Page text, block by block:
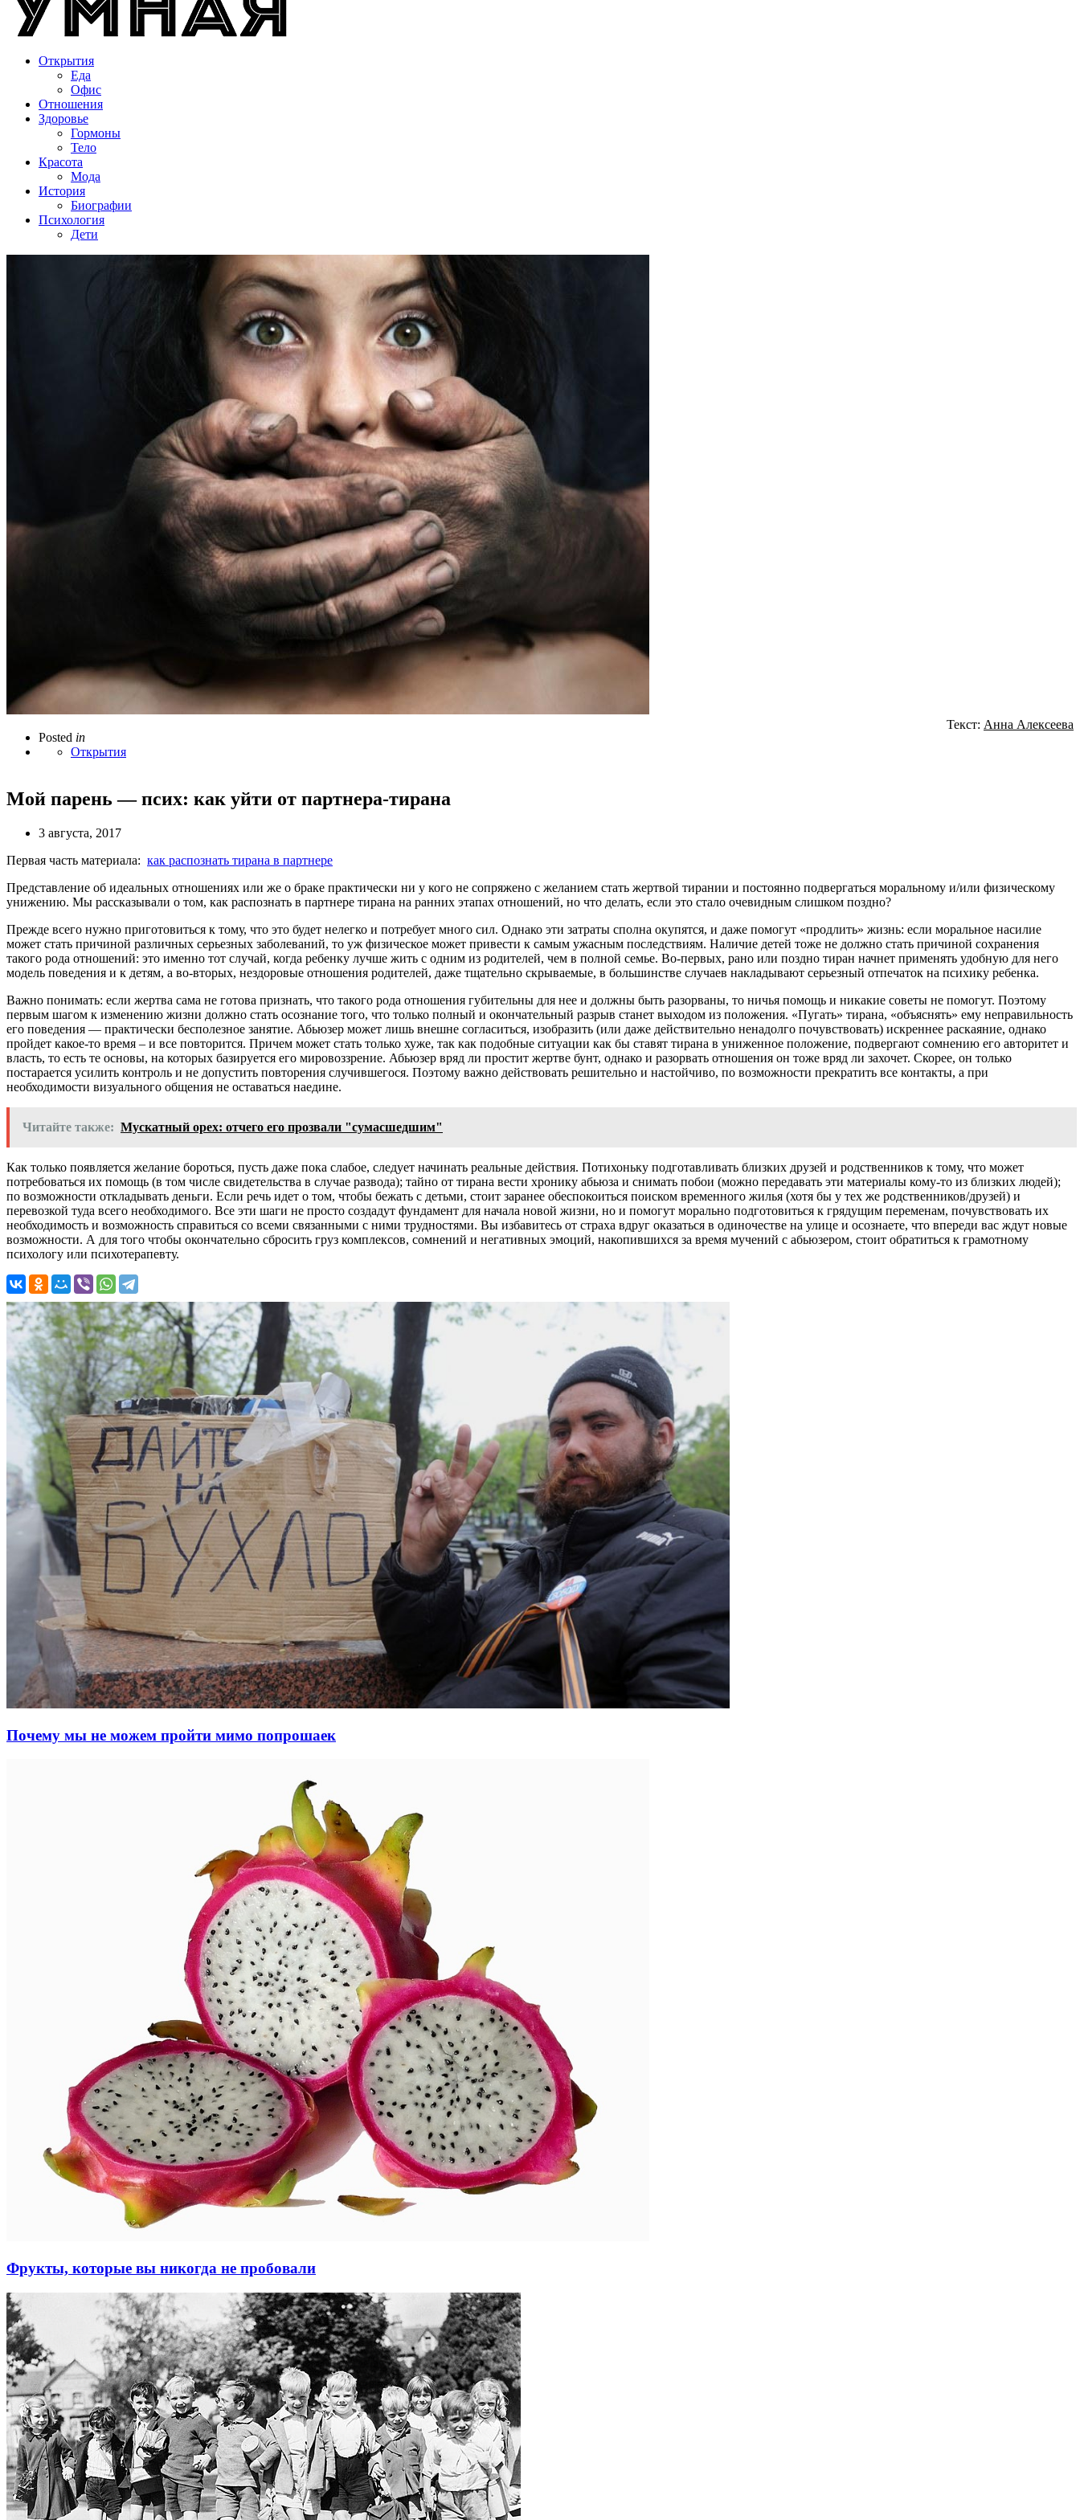
Открытия
Еда
Офис
Отношения
Здоровье
Гормоны
Тело
Красота
Мода
История
Биографии
Психология
Дети
Posted in
Открытия
Текст: Анна Алексеева
Мой парень — псих: как уйти от партнера-тирана
3 августа, 2017
Первая часть материала: как распознать тирана в партнере
Представление об идеальных отношениях или же о браке практически ни у кого не сопряжено с желанием стать жертвой тирании и постоянно подвергаться моральному и/или физическому
унижению. Мы рассказывали о том, как распознать в партнере тирана на ранних этапах отношений, но что делать, если это стало очевидным слишком поздно?
Прежде всего нужно приготовиться к тому, что это будет нелегко и потребует много сил. Однако эти затраты сполна окупятся, и даже помогут «продлить» жизнь: если моральное насилие
может стать причиной различных серьезных заболеваний, то уж физическое может привести к самым ужасным последствиям. Наличие детей тоже не должно стать причиной сохранения
такого рода отношений: это именно тот случай, когда ребенку лучше жить с одним из родителей, чем в полной семье. Во-первых, рано или поздно тиран начнет применять удобную для него
модель поведения и к детям, а во-вторых, нездоровые отношения родителей, даже тщательно скрываемые, в большинстве случаев накладывают серьезный отпечаток на психику ребенка.
Важно понимать: если жертва сама не готова признать, что такого рода отношения губительны для нее и должны быть разорваны, то ничья помощь и никакие советы не помогут. Поэтому
первым шагом к изменению жизни должно стать осознание того, что только полный и окончательный разрыв станет выходом из положения. «Пугать» тирана, «объяснять» ему неправильность
его поведения — практически бесполезное занятие. Абьюзер может лишь внешне согласиться, изобразить (или даже действительно ненадолго почувствовать) искреннее раскаяние, однако
пройдет какое-то время – и все повторится. Причем может стать только хуже, так как подобные ситуации как бы ставят тирана в униженное положение, подвергают сомнению его авторитет и
власть, то есть те основы, на которых базируется его мировоззрение. Абьюзер вряд ли простит жертве бунт, однако и разорвать отношения он тоже вряд ли захочет. Скорее, он только
постарается усилить контроль и не допустить повторения случившегося. Поэтому важно действовать решительно и настойчиво, по возможности прекратить все контакты, а при
необходимости визуального общения не оставаться наедине.
Читайте также: Мускатный орех: отчего его прозвали "сумасшедшим"
Как только появляется желание бороться, пусть даже пока слабое, следует начинать реальные действия. Потихоньку подготавливать близких друзей и родственников к тому, что может
потребоваться их помощь (в том числе свидетельства в случае развода); тайно от тирана вести хронику абьюза и снимать побои (можно передавать эти материалы кому-то из близких людей);
по возможности откладывать деньги. Если речь идет о том, чтобы бежать с детьми, стоит заранее обеспокоиться поиском временного жилья (хотя бы у тех же родственников/друзей) и
перевозкой туда всего необходимого. Все эти шаги не просто создадут фундамент для начала новой жизни, но и помогут морально подготовиться к грядущим переменам, почувствовать их
необходимость и возможность справиться со всеми связанными с ними трудностями. Вы избавитесь от страха вдруг оказаться в одиночестве на улице и осознаете, что впереди вас ждут новые
возможности. А для того чтобы окончательно сбросить груз комплексов, сомнений и негативных эмоций, накопившихся за время мучений с абьюзером, стоит обратиться к грамотному
психологу или психотерапевту.
Почему мы не можем пройти мимо попрошаек
Фрукты, которые вы никогда не пробовали